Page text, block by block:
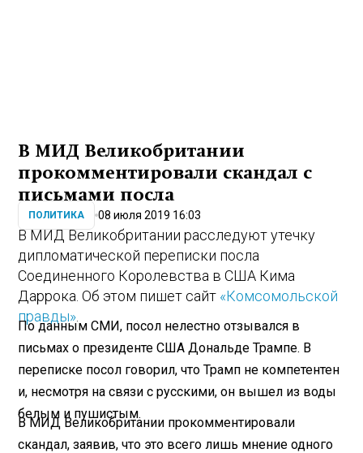
В МИД Великобритании
прокомментировали скандал с
письмами посла
ПОЛИТИКА 08 июля 2019 16:03
В МИД Великобритании расследуют утечку
дипломатической переписки посла
Соединенного Королевства в США Кима
Даррока. Об этом пишет сайт «Комсомольской
правды».
По данным СМИ, посол нелестно отзывался в
письмах о президенте США Дональде Трампе. В
переписке посол говорил, что Трамп не компетентен
и, несмотря на связи с русскими, он вышел из воды
белым и пушистым.
В МИД Великобритании прокомментировали
скандал, заявив, что это всего лишь мнение одного